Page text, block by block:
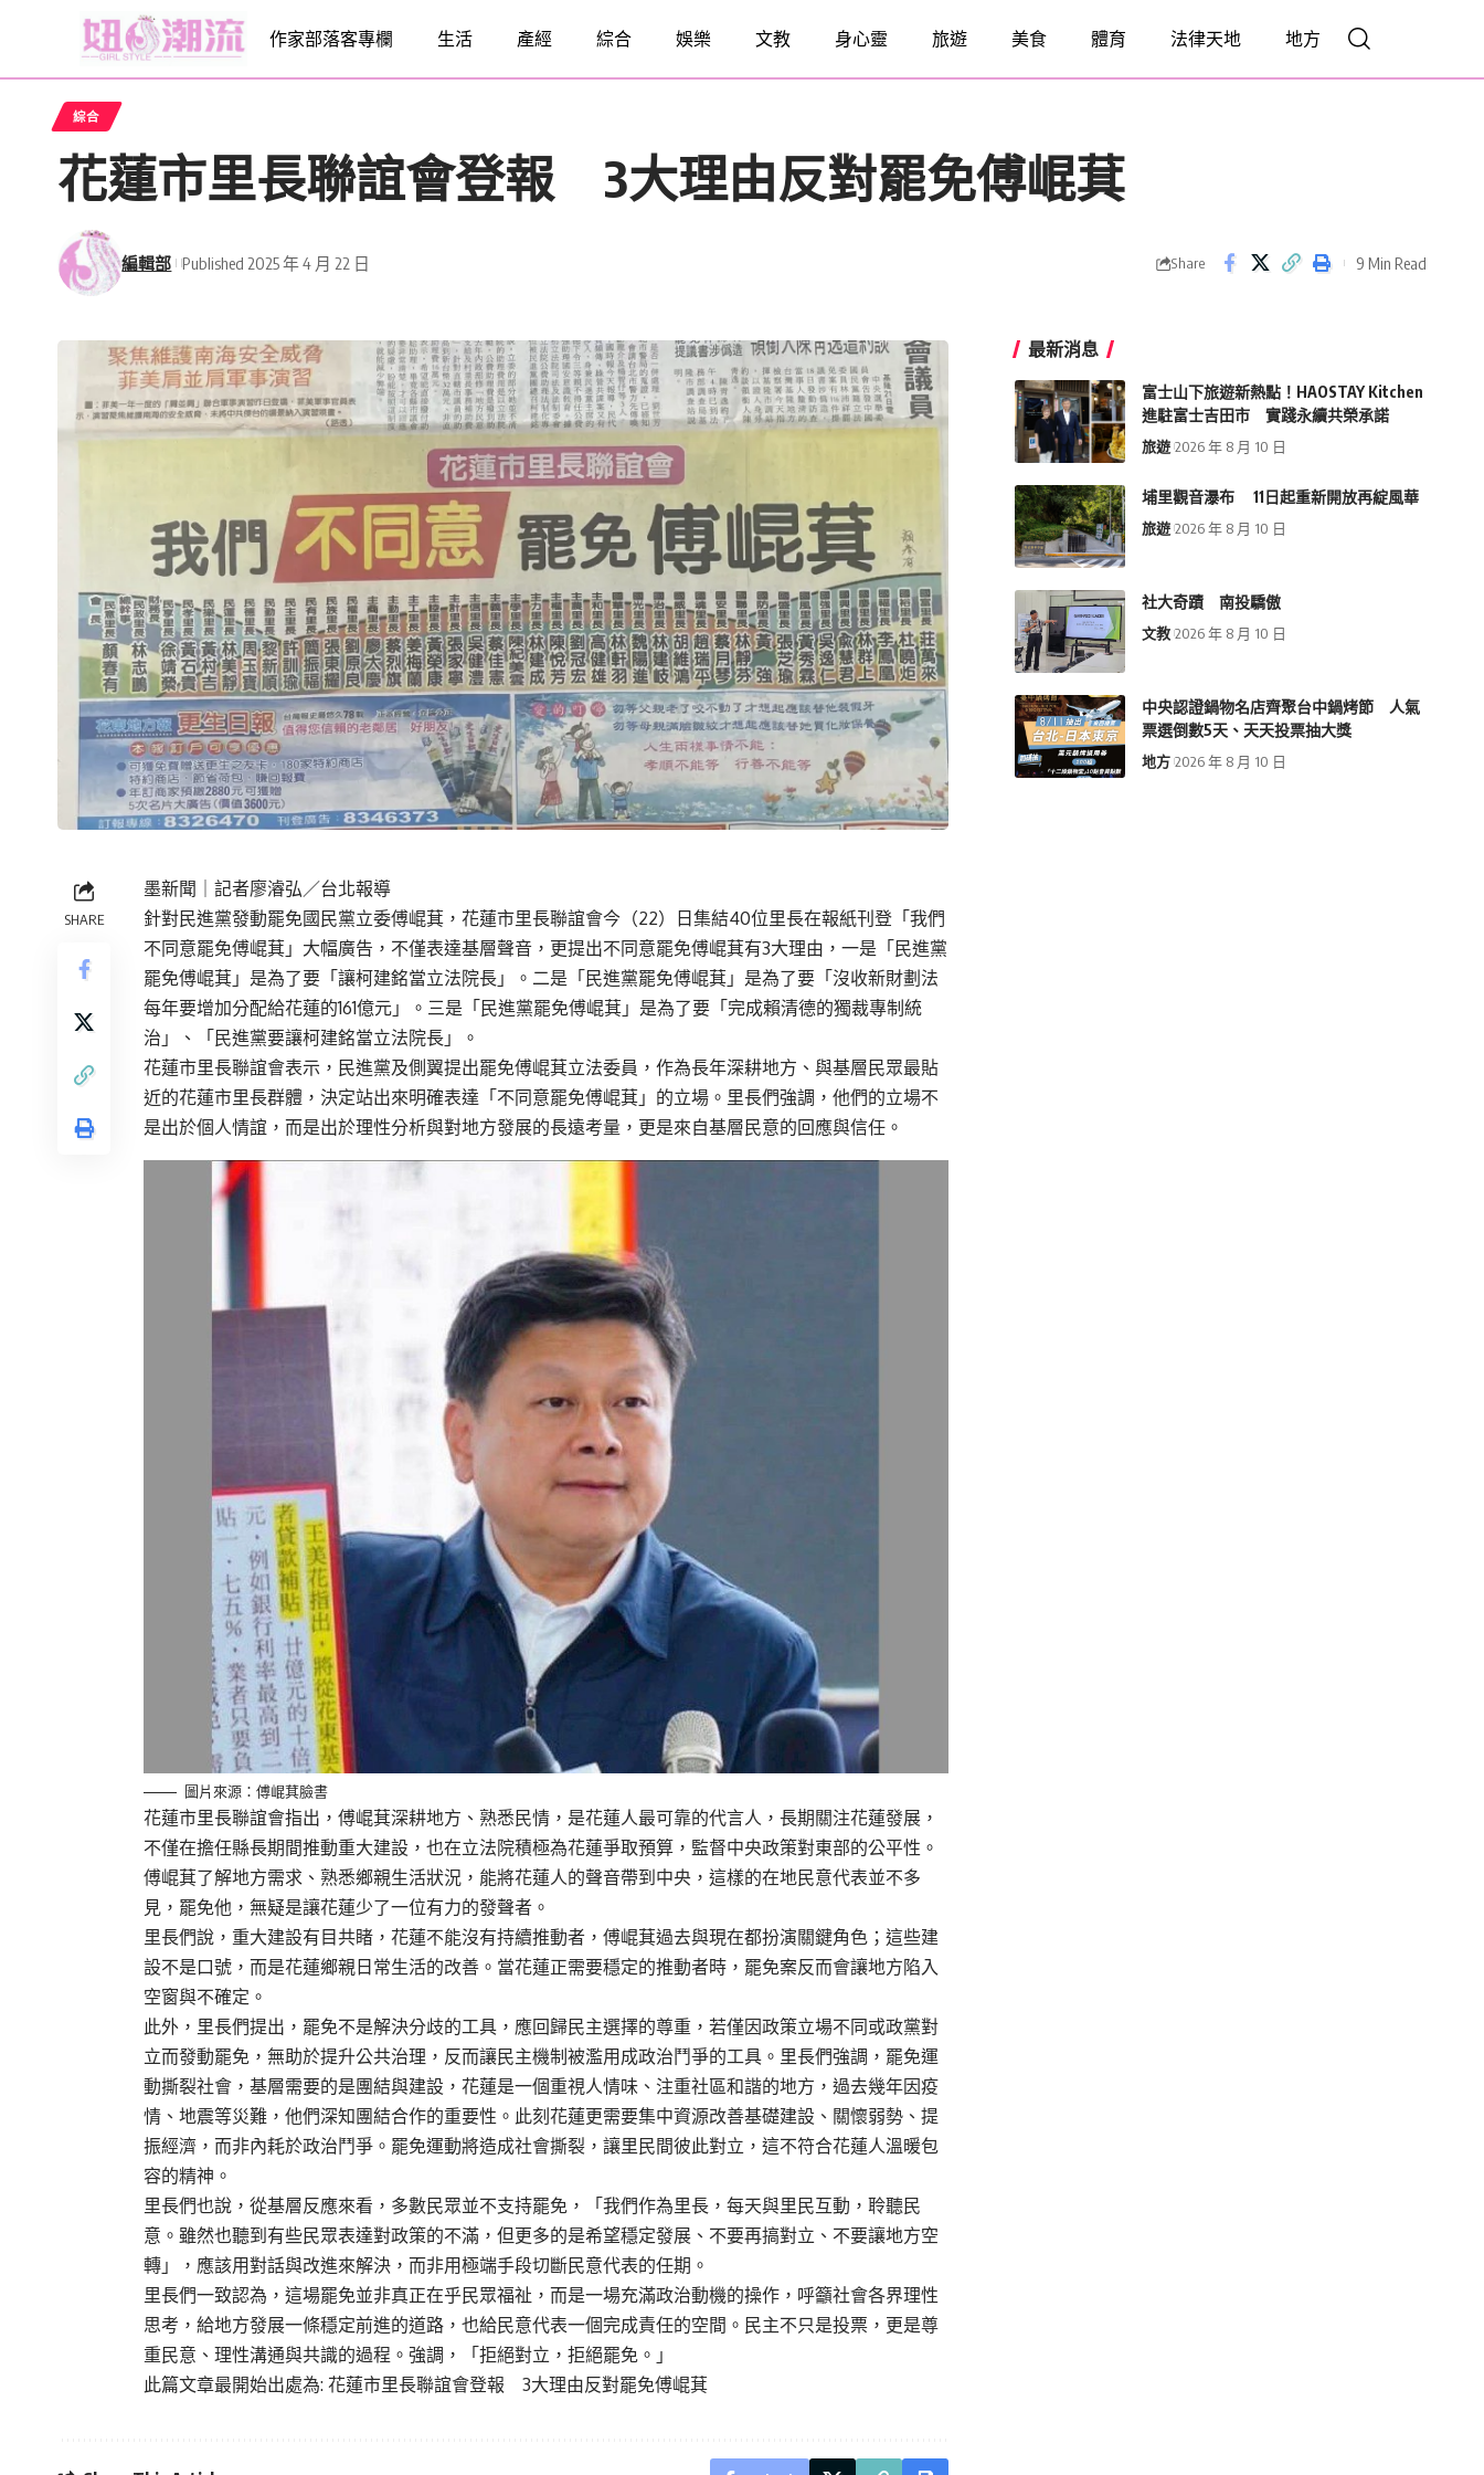
作家部落客專欄 生活 產經 綜合 娛樂 文教 身心靈 旅遊 美食 體育 法律天地 地方
綜合
花蓮市里長聯誼會登報 3大理由反對罷免傅崐萁
編輯部 Published 2025 年 4 月 22 日 Share 9 Min Read
SHARE
墨新聞 ｜記者廖濬弘／台北報導
針對民進黨發動罷免國民黨立委傅崐萁，花蓮市里長聯誼會今（22）日集結40位里長在報紙刊登「我們
不同意罷免傅崐萁」大幅廣告，不僅表達基層聲音，更提出不同意罷免傅崐萁有3大理由，一是「民進黨
罷免傅崐萁」是為了要「讓柯建銘當立法院長」。二是「民進黨罷免傅崐萁」是為了要「沒收新財劃法
每年要增加分配給花蓮的161億元」。三是「民進黨罷免傅崐萁」是為了要「完成賴清德的獨裁專制統
治」、「民進黨要讓柯建銘當立法院長」。
花蓮市里長聯誼會表示，民進黨及側翼提出罷免傅崐萁立法委員，作為長年深耕地方、與基層民眾最貼
近的花蓮市里長群體，決定站出來明確表達「不同意罷免傅崐萁」的立場。里長們強調，他們的立場不
是出於個人情誼，而是出於理性分析與對地方發展的長遠考量，更是來自基層民意的回應與信任。
圖片來源：傅崐萁臉書
花蓮市里長聯誼會指出，傅崐萁深耕地方、熟悉民情，是花蓮人最可靠的代言人，長期關注花蓮發展，
不僅在擔任縣長期間推動重大建設，也在立法院積極為花蓮爭取預算，監督中央政策對東部的公平性。
傅崐萁了解地方需求、熟悉鄉親生活狀況，能將花蓮人的聲音帶到中央，這樣的在地民意代表並不多
見，罷免他，無疑是讓花蓮少了一位有力的發聲者。
里長們說，重大建設有目共睹，花蓮不能沒有持續推動者，傅崐萁過去與現在都扮演關鍵角色；這些建
設不是口號，而是花蓮鄉親日常生活的改善。當花蓮正需要穩定的推動者時，罷免案反而會讓地方陷入
空窗與不確定。
此外，里長們提出，罷免不是解決分歧的工具，應回歸民主選擇的尊重，若僅因政策立場不同或政黨對
立而發動罷免，無助於提升公共治理，反而讓民主機制被濫用成政治鬥爭的工具。里長們強調，罷免運
動撕裂社會，基層需要的是團結與建設，花蓮是一個重視人情味、注重社區和諧的地方，過去幾年因疫
情、地震等災難，他們深知團結合作的重要性。此刻花蓮更需要集中資源改善基礎建設、關懷弱勢、提
振經濟，而非內耗於政治鬥爭。罷免運動將造成社會撕裂，讓里民間彼此對立，這不符合花蓮人溫暖包
容的精神。
里長們也說，從基層反應來看，多數民眾並不支持罷免，「我們作為里長，每天與里民互動，聆聽民
意。雖然也聽到有些民眾表達對政策的不滿，但更多的是希望穩定發展、不要再搞對立、不要讓地方空
轉」，應該用對話與改進來解決，而非用極端手段切斷民意代表的任期。
里長們一致認為，這場罷免並非真正在乎民眾福祉，而是一場充滿政治動機的操作，呼籲社會各界理性
思考，給地方發展一條穩定前進的道路，也給民意代表一個完成責任的空間。民主不只是投票，更是尊
重民意、理性溝通與共識的過程。強調，「拒絕對立，拒絕罷免。」
此篇文章最開始出處為: 花蓮市里長聯誼會登報 3大理由反對罷免傅崐萁
最新消息
富士山下旅遊新熱點！HAOSTAY Kitchen
進駐富士吉田市 實踐永續共榮承諾
旅遊 2026 年 8 月 10 日
埔里觀音瀑布 11日起重新開放再綻風華
旅遊 2026 年 8 月 10 日
社大奇蹟 南投驕傲
文教 2026 年 8 月 10 日
中央認證鍋物名店齊聚台中鍋烤節 人氣
票選倒數5天、天天投票抽大獎
地方 2026 年 8 月 10 日